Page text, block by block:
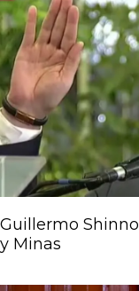
Guillermo
y Minas